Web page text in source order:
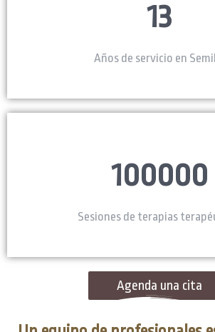
13
Años de servicio en
100000
Sesiones de terapias
Agenda una cita